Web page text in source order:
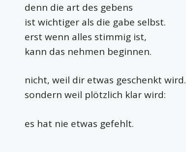
denn die art des gebens
ist wichtiger als die gabe selbst.
erst wenn alles stimmig ist,
kann das nehmen beginnen.
nicht, weil dir etwas geschenkt wird.
sondern weil plötzlich klar wird:
es hat nie etwas gefehlt.